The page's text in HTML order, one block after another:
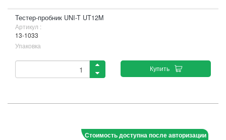
Тестер-пробник UNI-T UT12M
Артикул :
13-1033
Упаковка
Купить
Стоимость доступна после авторизации